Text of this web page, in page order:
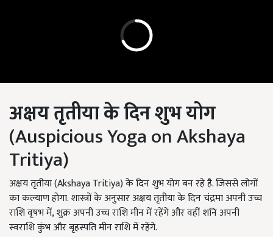
अक्षय तृतीया के दिन शुभ योग
(Auspicious Yoga on Akshaya
Tritiya)
अक्षय तृतीया (Akshaya Tritiya) के दिन शुभ योग बन रहे है. जिससे लोगों
का कल्याण होगा. शास्त्रों के अनुसार अक्षय तृतीया के दिन चंद्रमा अपनी उच्च
राशि वृषभ में, शुक्र अपनी उच्च राशि मीन में रहेंगे और वहीं शनि अपनी
स्वराशि कुंभ और बृहस्पति मीन राशि में रहेंगे.